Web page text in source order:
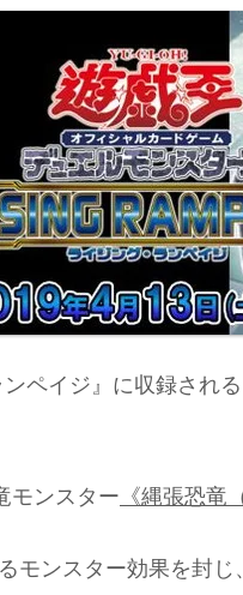
ペイジ』に収録され
モンスター 《縄張恐竜
モンスター効果を封